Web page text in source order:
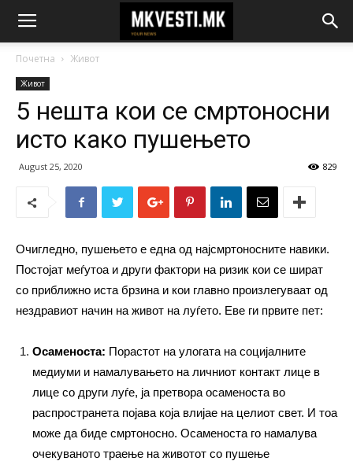
Почетна Живот
Живот
5 нешта кои се смртоносни
исто како пушењето
August 25, 2020 829
Очигледно, пушењето е една од најсмртоносните навики.
Постојат меѓутоа и други фактори на ризик кои се шират
со приближно иста брзина и кои главно произлегуваат од
нездравиот начин на живот на луѓето. Еве ги првите пет:
Осаменоста: Порастот на улогата на социјалните
медиуми и намалувањето на личниот контакт лице в
лице со други луѓе, ја претвора осаменоста во
распространета појава која влијае на целиот свет. И тоа
може да биде смртоносно. Осаменоста го намалува
очекуваното траење на животот со пушење